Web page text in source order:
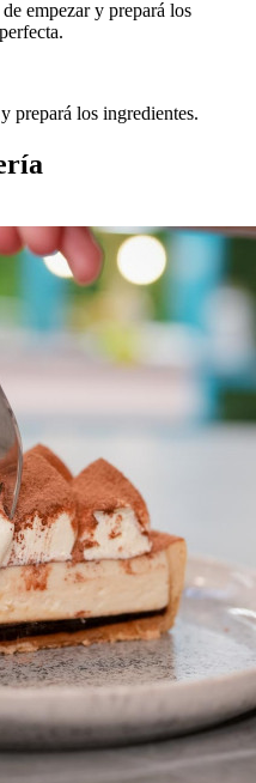
empezar y prepará los
prepará los ingredientes.